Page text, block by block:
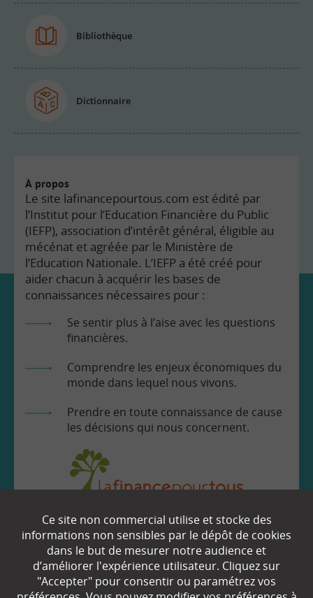
Bibliothèque
Dictionnaire
À propos
Le site lafinancepourtous.com est édité par
l’Institut pour l’Education Financière du Public
(IEFP), association d’intérêt général, éligible au
mécénat et agréée par le Ministère de
l’Education Nationale. L’IEFP a été créé pour
aider chacun à acquérir les bases de
connaissances nécessaires pour :
Se sentir plus à l’aise avec les questions
financières.
Comprendre les enjeux économiques du
monde dans lequel nous vivons.
Prendre en toute connaissance de cause
les décisions qui nous concernent.
EN SAVOIR
Qui sommes-nous ?
Ce site non commercial utilise et stocke des
informations non sensibles par le dépôt de cookies
dans le but de mesurer notre audience et
d’améliorer l'expérience utilisateur. Cliquez sur
"Accepter" pour consentir ou paramétrez vos